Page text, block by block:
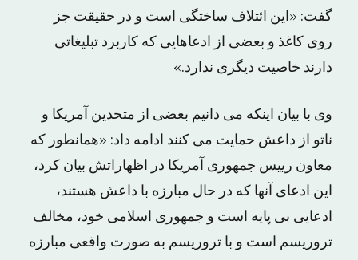
گفت: «این ائتلاف ساختگی است و در حقیقت جز
روی کاغذ و بعضی از ادعاهایی که کاربرد تبلیغاتی
دارند خاصیت دیگری ندارد.»
وی با بیان اینکه می دانیم بعضی از متحدین آمریکا و
ناتو از داعش حمایت می کنند ادامه داد: «همانطور که
معاون رییس جمهوری آمریکا در اظهاراتش بیان کرد،
این ادعای آنها که در حال مبارزه با داعش هستند،
ادعایی بی پایه است و جمهوری اسلامی خود، مخالف
تروریسم است و با تروریسم به صورت واقعی مبارزه